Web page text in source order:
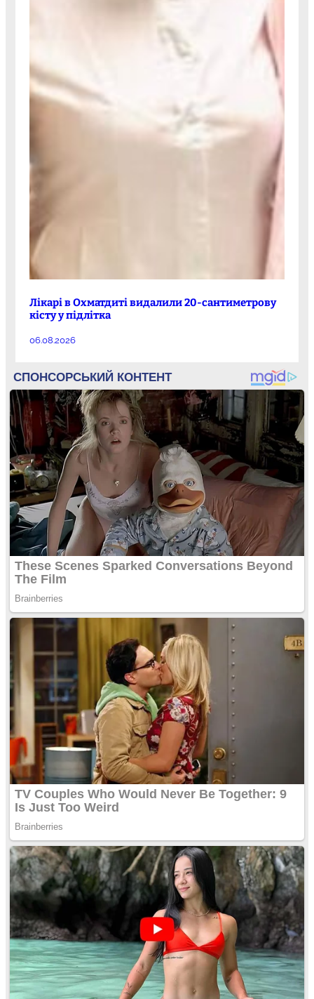
Лікарі в Охматдиті видалили 20-сантиметрову
кісту у підлітка
06.08.2026